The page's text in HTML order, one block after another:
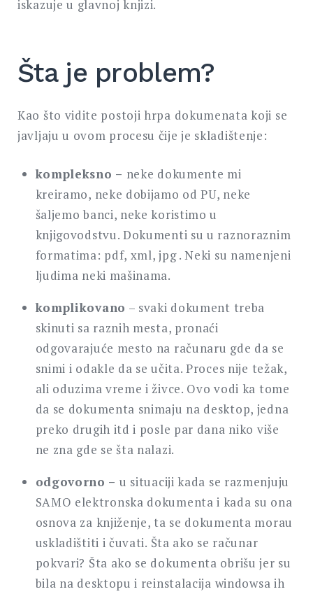
iskazuje u glavnoj knjizi.
Šta je problem?
Kao što vidite postoji hrpa dokumenata koji se
javljaju u ovom procesu čije je skladištenje:
kompleksno – neke dokumente mi
kreiramo, neke dobijamo od PU, neke
šaljemo banci, neke koristimo u
knjigovodstvu. Dokumenti su u raznoraznim
formatima: pdf, xml, jpg . Neki su namenjeni
ljudima neki mašinama.
komplikovano – svaki dokument treba
skinuti sa raznih mesta, pronaći
odgovarajuće mesto na računaru gde da se
snimi i odakle da se učita. Proces nije težak,
ali oduzima vreme i živce. Ovo vodi ka tome
da se dokumenta snimaju na desktop, jedna
preko drugih itd i posle par dana niko više
ne zna gde se šta nalazi.
odgovorno – u situaciji kada se razmenjuju
SAMO elektronska dokumenta i kada su ona
osnova za knjiženje, ta se dokumenta morau
uskladištiti i čuvati. Šta ako se računar
pokvari? Šta ako se dokumenta obrišu jer su
bila na desktopu i reinstalacija windowsa ih